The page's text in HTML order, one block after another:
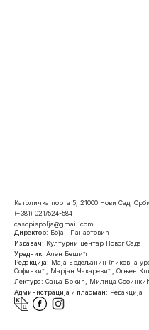
Католичка порта 5, 21000 Нови Сад,
(+381) 021/524-584
casopispolja@gmail.com
Директор: Бојан Панаотовић
Издавач: Културни центар Новог Сада
Уредник: Ален Бешић
Редакција: Маја Ердељанин (ликовна
Софинкић, Марјан Чакаревић, Огњен
Лектура: Сања Бркић, Милица Софинкић
Администрација и пласман: Редакција